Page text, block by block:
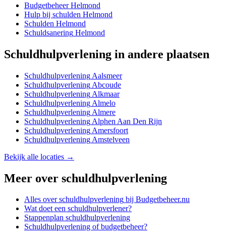
Budgetbeheer Helmond
Hulp bij schulden Helmond
Schulden Helmond
Schuldsanering Helmond
Schuldhulpverlening in andere plaatsen
Schuldhulpverlening Aalsmeer
Schuldhulpverlening Abcoude
Schuldhulpverlening Alkmaar
Schuldhulpverlening Almelo
Schuldhulpverlening Almere
Schuldhulpverlening Alphen Aan Den Rijn
Schuldhulpverlening Amersfoort
Schuldhulpverlening Amstelveen
Bekijk alle locaties →
Meer over schuldhulpverlening
Alles overschuldhulpverlening bij Budgetbeheer.nu
Wat doet een schuldhulpverlener?
Stappenplan schuldhulpverlening
Schuldhulpverlening of budgetbeheer?